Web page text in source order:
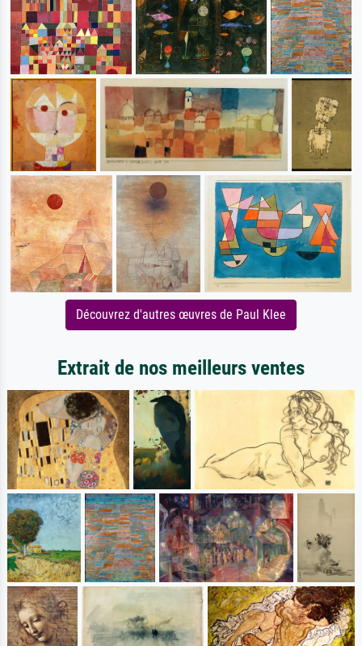
Découvrez d'autres œuvres de Paul Klee
Extrait de nos meilleurs ventes